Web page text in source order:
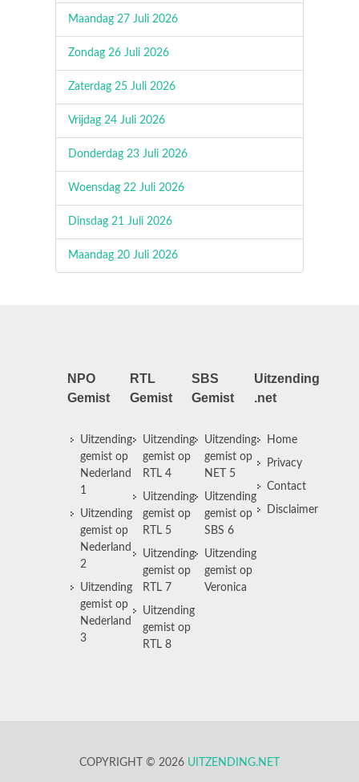
Maandag 27 Juli 2026
Zondag 26 Juli 2026
Zaterdag 25 Juli 2026
Vrijdag 24 Juli 2026
Donderdag 23 Juli 2026
Woensdag 22 Juli 2026
Dinsdag 21 Juli 2026
Maandag 20 Juli 2026
NPO
Gemist
Uitzending
gemist op
Nederland
1
Uitzending
gemist op
Nederland
2
Uitzending
gemist op
Nederland
3
RTL
Gemist
Uitzending
gemist op
RTL 4
Uitzending
gemist op
RTL 5
Uitzending
gemist op
RTL 7
Uitzending
gemist op
RTL 8
SBS
Gemist
Uitzending
gemist op
NET 5
Uitzending
gemist op
SBS 6
Uitzending
gemist op
Veronica
Uitzending
.net
Home
Privacy
Contact
Disclaimer
COPYRIGHT © 2026 UITZENDING.NET